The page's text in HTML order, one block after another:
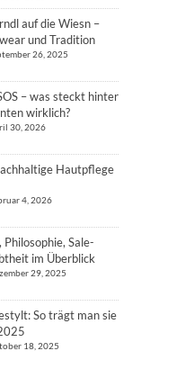
auf die Wiesn –
und Tradition
26, 2025
– was steckt hinter
wirklich?
30, 2026
Hautpflege
4, 2026
Sale-
im Überblick
29, 2025
So trägt man sie
18, 2025